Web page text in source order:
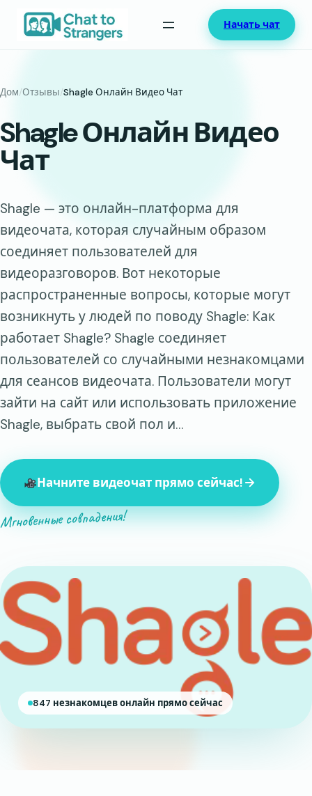
Перейти
содержимому
Начать чат
Дом/Отзывы/Shagle Онлайн Видео Чат
Shagle Онлайн Видео
Чат
Shagle — это онлайн-платформа для
видеочата, которая случайным образом
соединяет пользователей для
видеоразговоров. Вот некоторые
распространенные вопросы, которые могут
возникнуть у людей по поводу Shagle: Как
работает Shagle? Shagle соединяет
пользователей со случайными незнакомцами
для сеансов видеочата. Пользователи могут
зайти на сайт или использовать приложение
Shagle, выбрать свой пол и…
Начните видеочат прямо сейчас!
Мгновенные совпадения!
847 незнакомцев онлайн прямо сейчас